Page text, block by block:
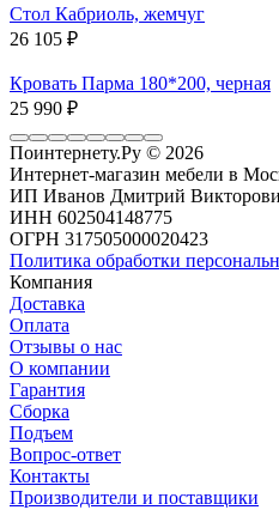
Стол Кабриоль, жемчуг
26 105 ₽
Кровать Парма 180*200, черная
25 990 ₽
Поинтернету.Ру © 2026
Интернет-магазин мебели в
ИП Иванов Дмитрий
ИНН 602504148775
ОГРН 317505000020423
Политика обработки
Компания
Доставка
Оплата
Отзывы о нас
О компании
Гарантия
Сборка
Подъем
Вопрос-ответ
Контакты
Производители и поставщики